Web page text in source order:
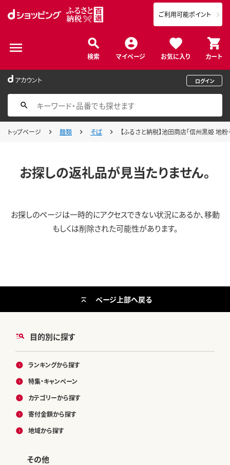
検索 マイページ お気に入り カート
ご利用可能ポイント
アカウント ログイン
トップページ 麺類 そば 【ふるさと納税】池田商店「信州黒姫 地
お探しの返礼品が見当たりません。
お探しのページは一時的にアクセスできない状況にあるか、移動
もしくは削除された可能性があります。
目的別に探す
ランキングから探す
特集・キャンペーン
カテゴリーから探す
寄付金額から探す
地域から探す
その他
ページ上部へ戻る